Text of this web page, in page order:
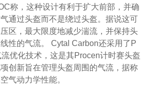
称，这种设计有利于扩大前部，并确
通过头盔而不是绕过头盔。据说这可
区，最大限度地减少湍流，并保持头
性的气流。 Cytal Carbon还采用了P
流优化技术，这是其Procen计时赛头盔
创新旨在管理头盔周围的气流，据称
气动力学性能。